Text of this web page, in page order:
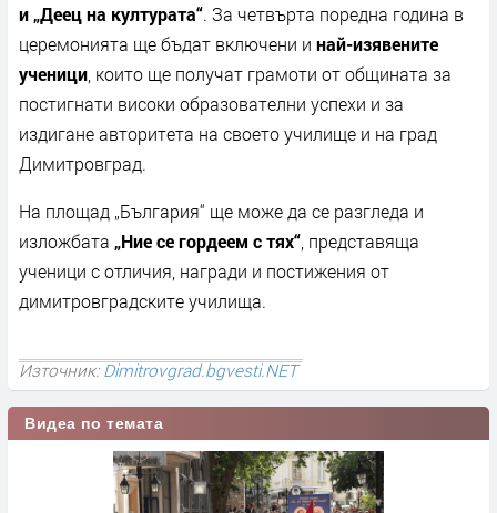
и „Деец на културата“. За четвърта поредна година в
церемонията ще бъдат включени и най-изявените
ученици , които ще получат грамоти от общината за
постигнати високи образователни успехи и за
издигане авторитета на своето училище и на град
Димитровград.
На площад „България“ ще може да се разгледа и
изложбата „Ние се гордеем с тях“ , представяща
ученици с отличия, награди и постижения от
димитровградските училища.
Източник:Dimitrovgrad.bgvesti.NET
Видеа по темата